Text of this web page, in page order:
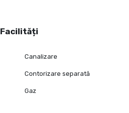
Facilități
Canalizare
Contorizare separată
Gaz